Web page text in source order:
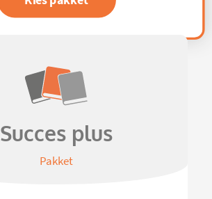
Succes plus
Pakket